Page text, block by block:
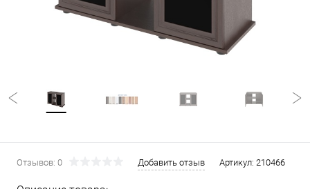
Отзывов: 0 Добавить отзыв Артикул: 210466